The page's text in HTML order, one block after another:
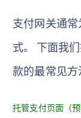
支付网关通
式。 下面我
款的最常见方
托管支付页面（预